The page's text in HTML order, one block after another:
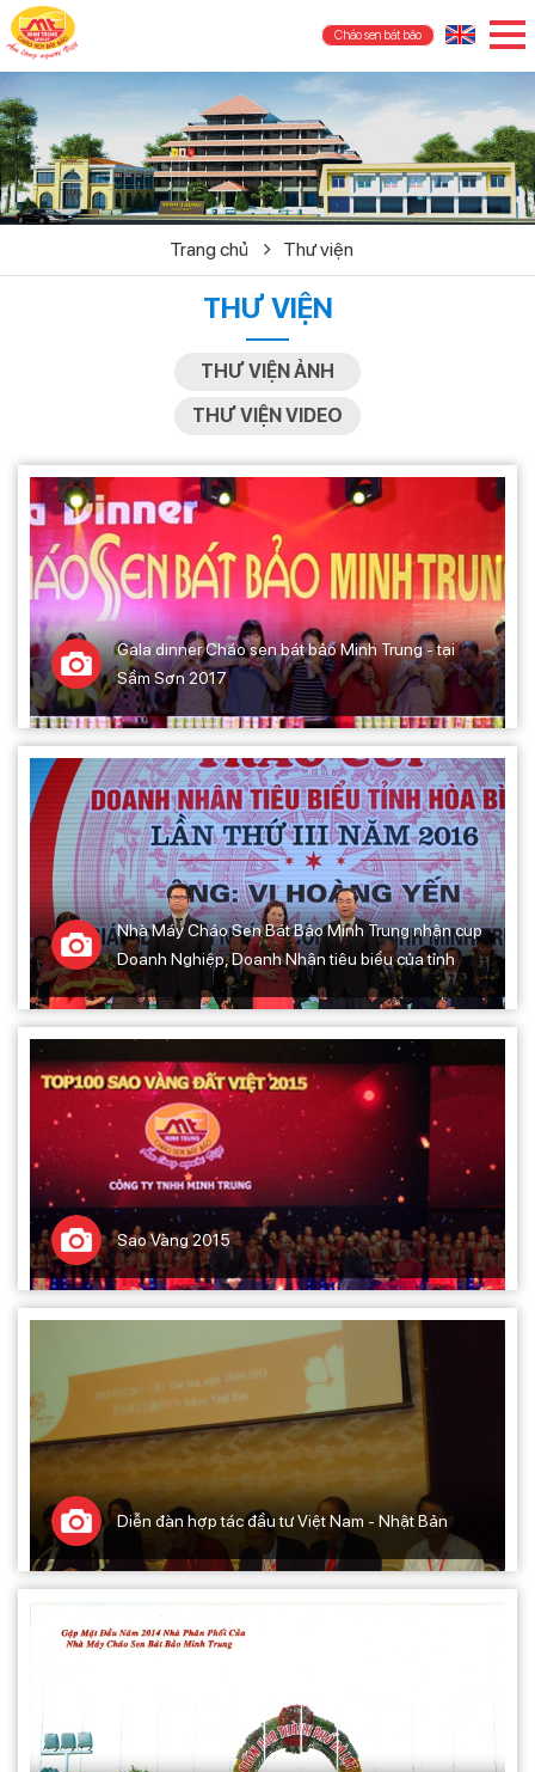
Cháo sen bát bảo
Trang chủ Thư viện
THƯ VIỆN
THƯ VIỆN ẢNH
THƯ VIỆN VIDEO
Gala dinner Cháo sen bát bảo Minh Trung - tại
Sầm Sơn 2017
Nhà Máy Cháo Sen Bát Bảo Minh Trung nhận cup
Doanh Nghiệp, Doanh Nhân tiêu biểu của tỉnh
Hòa Bình nhân ngày Doanh nhân Việt Nam
13/10/2016.
Sao Vàng 2015
Diễn đàn hợp tác đầu tư Việt Nam - Nhật Bản